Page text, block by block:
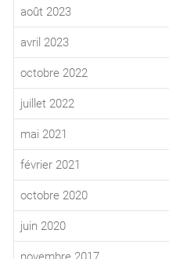
août 2023
avril 2023
octobre 2022
juillet 2022
mai 2021
février 2021
octobre 2020
juin 2020